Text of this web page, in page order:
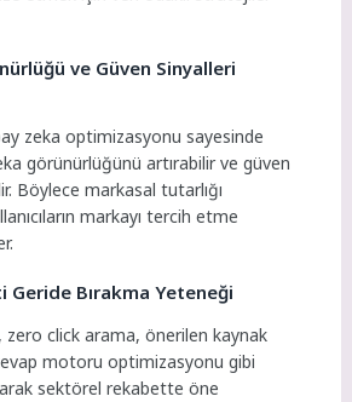
ve Güven Sinyalleri
zeka optimizasyonu sayesinde
görünürlüğünü artırabilir ve güven
Böylece markasal tutarlığı
markayı tercih etme
Geride Bırakma Yeteneği
zero click arama, önerilen kaynak
motoru optimizasyonu gibi
sektörel rekabette öne